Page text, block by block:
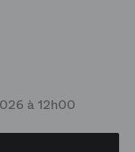
à 12h00